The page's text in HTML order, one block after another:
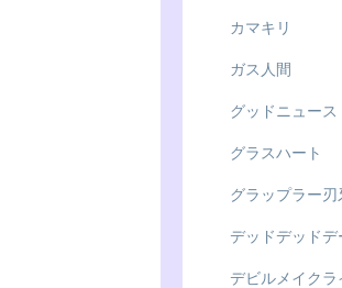
カマキリ
ガス人間
グッドニュース
グラスハート
グラップラー刃
デッドデッド
デビルメイクラ